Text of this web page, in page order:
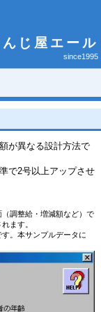
んじ屋エール
since1995
が異なる設計方法で
で2号以上アップさせ
調整給・増減額など）で
ます。
。本サンプルデータに